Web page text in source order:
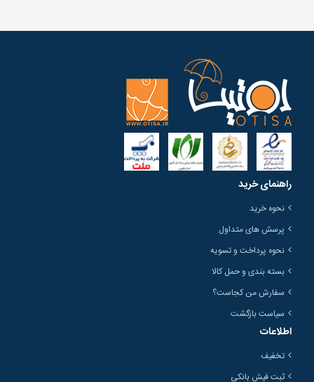
راهنمای خرید
نحوه خرید
پرسش های متداول
نحوه پرداخت و تسویه
بسته بندی و حمل کالا
سفارش من کجاست؟
سیاست بازگشت
اطلاعات
تخفیف
ثبت فیش بانکی